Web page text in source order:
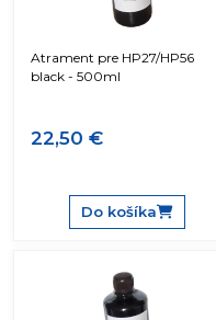
Atrament pre HP27/HP56
black - 500ml
22,50 €
Do košíka